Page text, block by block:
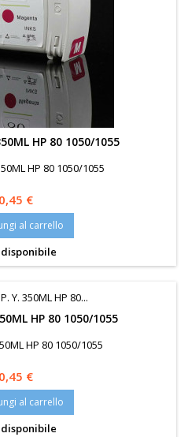
HP 80 1050/1055
HP 80 1050/1055
€
al carrello
HP 80 1050/1055
HP 80 1050/1055
€
al carrello